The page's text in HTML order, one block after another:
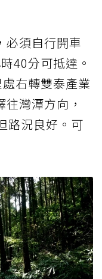
必須自行開車
40分可抵達。
右轉雙泰產業
灣潭方向，
路況良好。可